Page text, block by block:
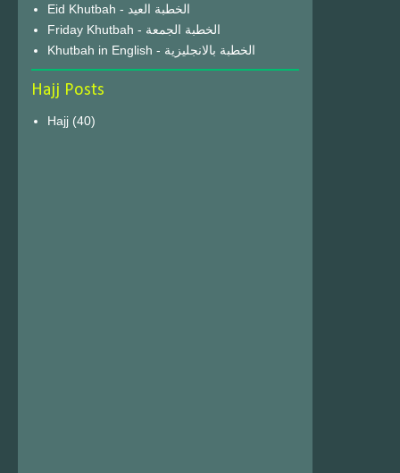
Eid Khutbah - الخطبة العيد
Friday Khutbah - الخطبة الجمعة
Khutbah in English - الخطبة بالانجليزية
Hajj Posts
Hajj (40)